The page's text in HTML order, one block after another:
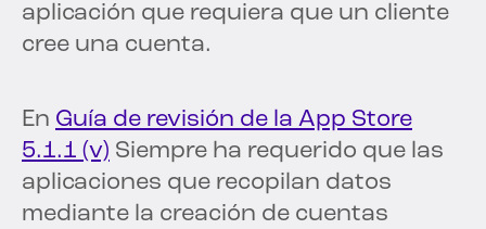
aplicación que requiera que un cliente
cree una cuenta.
En Guía de revisión de la App Store
5.1.1 (v) Siempre ha requerido que las
aplicaciones que recopilan datos
mediante la creación de cuentas